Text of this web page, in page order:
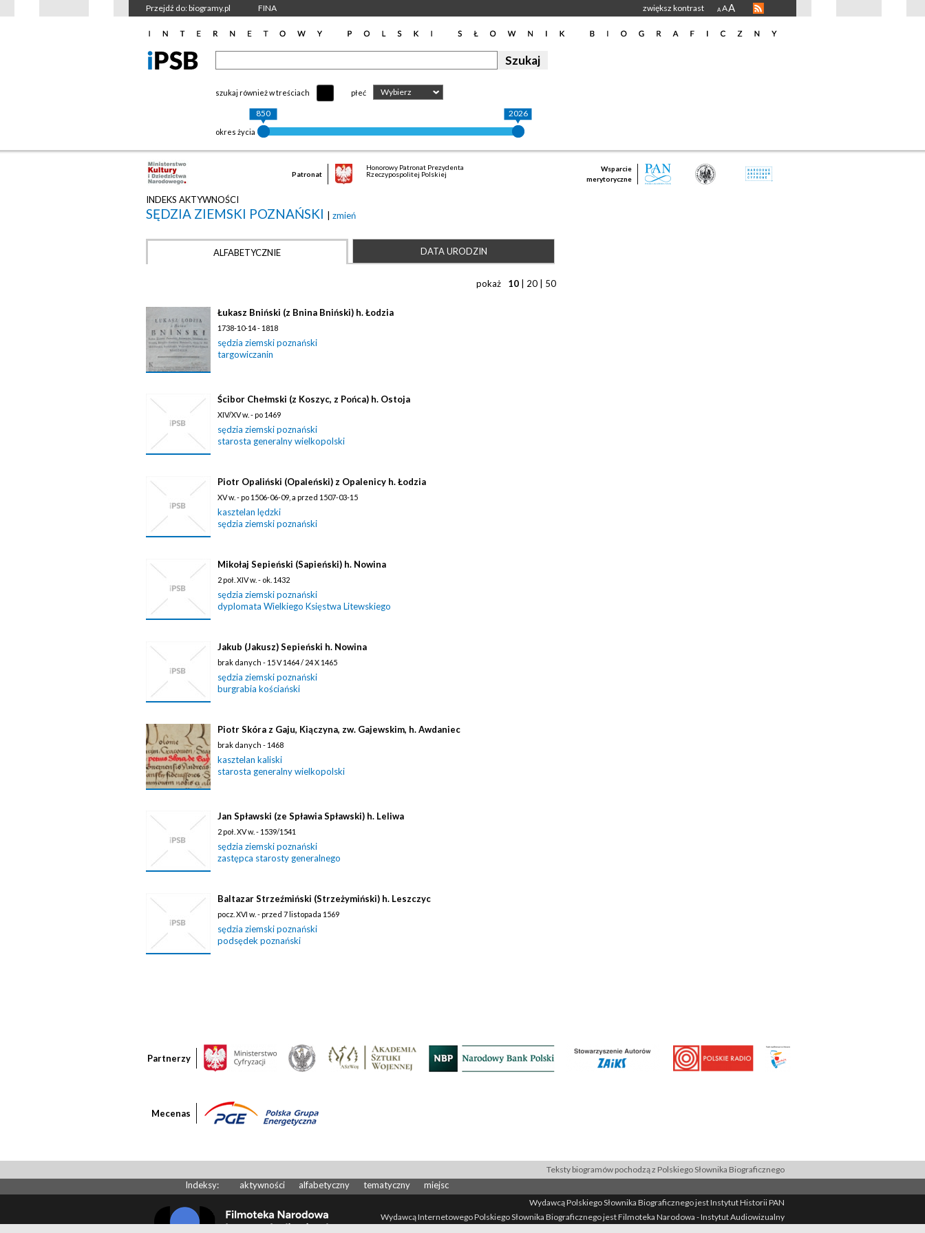
Przejdź do: biogramy.pl FINA zwiększ kontrast A AA
szukaj również w treściach płeć Wybierz
okres życia
850 2026
Patronat
Honorowy Patronat Prezydenta
Rzeczypospolitej Polskiej
Wsparcie
merytoryczne
INDEKS AKTYWNOŚCI
SĘDZIA ZIEMSKI POZNAŃSKI zmień
ALFABETYCZNIE DATA URODZIN
pokaż 10 20 50
Łukasz Bniński (z Bnina Bniński) h. Łodzia
1738-10-14 - 1818
sędzia ziemski poznański
targowiczanin
Ścibor Chełmski (z Koszyc, z Pońca) h. Ostoja
XIV/XV w. - po 1469
sędzia ziemski poznański
starosta generalny wielkopolski
Piotr Opaliński (Opaleński) z Opalenicy h. Łodzia
XV w. - po 1506-06-09, a przed 1507-03-15
kasztelan lędzki
sędzia ziemski poznański
Mikołaj Sepieński (Sapieński) h. Nowina
2 poł. XIV w. - ok. 1432
sędzia ziemski poznański
dyplomata Wielkiego Księstwa Litewskiego
Jakub (Jakusz) Sepieński h. Nowina
brak danych - 15 V 1464 / 24 X 1465
sędzia ziemski poznański
burgrabia kościański
Piotr Skóra z Gaju, Kiączyna, zw. Gajewskim, h. Awdaniec
brak danych - 1468
kasztelan kaliski
starosta generalny wielkopolski
Jan Spławski (ze Spławia Spławski) h. Leliwa
2 poł. XV w. - 1539/1541
sędzia ziemski poznański
zastępca starosty generalnego
Baltazar Strzeźmiński (Strzeżymiński) h. Leszczyc
pocz. XVI w. - przed 7 listopada 1569
sędzia ziemski poznański
podsędek poznański
Partnerzy
Mecenas
Teksty biogramów pochodzą z Polskiego Słownika Biograficznego
Indeksy: aktywności alfabetyczny tematyczny miejsc
Wydawcą Polskiego Słownika Biograficznego jest Instytut Historii PAN
Wydawcą Internetowego Polskiego Słownika Biograficznego jest Filmoteka Narodowa - Instytut Audiowizualny